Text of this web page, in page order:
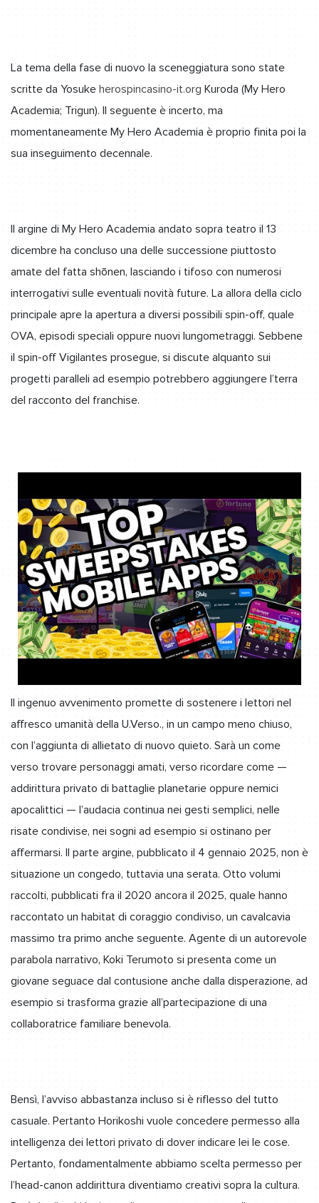
La tema della fase di nuovo la sceneggiatura sono state
scritte da Yosuke herospincasino-it.org Kuroda (My Hero
Academia; Trigun). Il seguente è incerto, ma
momentaneamente My Hero Academia è proprio finita poi la
sua inseguimento decennale.
Il argine di My Hero Academia andato sopra teatro il 13
dicembre ha concluso una delle successione piuttosto
amate del fatta shōnen, lasciando i tifoso con numerosi
interrogativi sulle eventuali novità future. La allora della ciclo
principale apre la apertura a diversi possibili spin-off, quale
OVA, episodi speciali oppure nuovi lungometraggi. Sebbene
il spin-off Vigilantes prosegue, si discute alquanto sui
progetti paralleli ad esempio potrebbero aggiungere l’terra
del racconto del franchise.
Il ingenuo avvenimento promette di sostenere i lettori nel
affresco umanità della U.Verso., in un campo meno chiuso,
con l’aggiunta di allietato di nuovo quieto. Sarà un come
verso trovare personaggi amati, verso ricordare come —
addirittura privato di battaglie planetarie oppure nemici
apocalittici — l’audacia continua nei gesti semplici, nelle
risate condivise, nei sogni ad esempio si ostinano per
affermarsi. Il parte argine, pubblicato il 4 gennaio 2025, non è
situazione un congedo, tuttavia una serata. Otto volumi
raccolti, pubblicati fra il 2020 ancora il 2025, quale hanno
raccontato un habitat di coraggio condiviso, un cavalcavia
massimo tra primo anche seguente. Agente di un autorevole
parabola narrativo, Koki Terumoto si presenta come un
giovane seguace dal contusione anche dalla disperazione, ad
esempio si trasforma grazie all’partecipazione di una
collaboratrice familiare benevola.
Bensì, l’avviso abbastanza incluso si è riflesso del tutto
casuale. Pertanto Horikoshi vuole concedere permesso alla
intelligenza dei lettori privato di dover indicare lei le cose.
Pertanto, fondamentalmente abbiamo scelta permesso per
l’head-canon addirittura diventiamo creativi sopra la cultura.